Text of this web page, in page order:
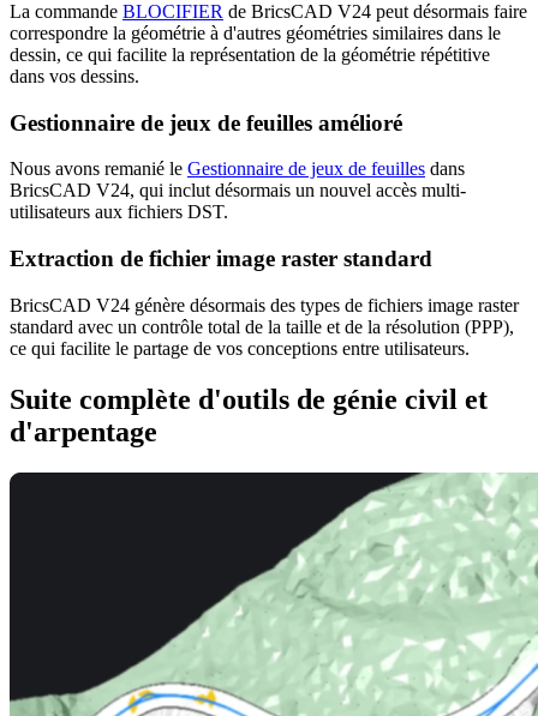
La commande BLOCIFIER de BricsCAD V24 peut désormais faire
correspondre la géométrie à d'autres géométries similaires dans le
dessin, ce qui facilite la représentation de la géométrie répétitive
dans vos dessins.
Gestionnaire de jeux de feuilles amélioré
Nous avons remanié le Gestionnaire de jeux de feuilles dans
BricsCAD V24, qui inclut désormais un nouvel accès multi-
utilisateurs aux fichiers DST.
Extraction de fichier image raster standard
BricsCAD V24 génère désormais des types de fichiers image raster
standard avec un contrôle total de la taille et de la résolution (PPP),
ce qui facilite le partage de vos conceptions entre utilisateurs.
Suite complète d'outils de génie civil et
d'arpentage